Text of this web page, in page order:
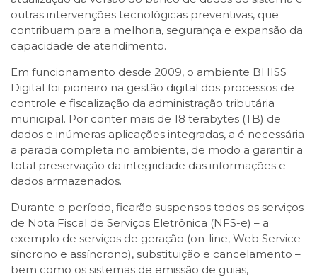
outras intervenções tecnológicas preventivas, que
contribuam para a melhoria, segurança e expansão da
capacidade de atendimento.
Em funcionamento desde 2009, o ambiente BHISS
Digital foi pioneiro na gestão digital dos processos de
controle e fiscalização da administração tributária
municipal. Por conter mais de 18 terabytes (TB) de
dados e inúmeras aplicações integradas, a é necessária
a parada completa no ambiente, de modo a garantir a
total preservação da integridade das informações e
dados armazenados.
Durante o período, ficarão suspensos todos os serviços
de Nota Fiscal de Serviços Eletrônica (NFS-e) – a
exemplo de serviços de geração (on-line, Web Service
síncrono e assíncrono), substituição e cancelamento –
bem como os sistemas de emissão de guias,